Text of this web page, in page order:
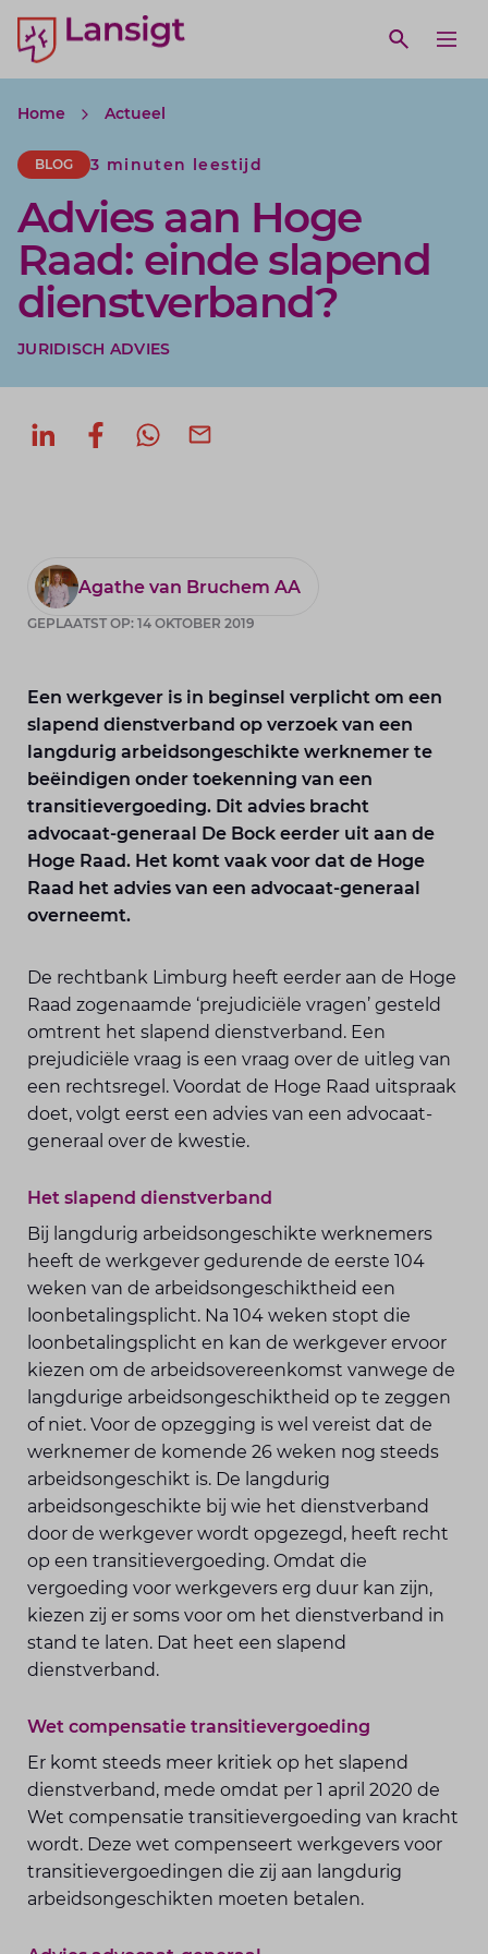
Lansigt Accountants logo
Open
search website
Home Actueel
BLOG 3 minuten leestijd
Advies aan Hoge
Raad: einde slapend
dienstverband?
JURIDISCH ADVIES
Deel op LinkedIn
Deel op Facebook
Agathe van Bruchem AA
GEPLAATST OP: 14 OKTOBER 2019
Een werkgever is in beginsel verplicht om een
slapend dienstverband op verzoek van een
langdurig arbeidsongeschikte werknemer te
beëindigen onder toekenning van een
transitievergoeding. Dit advies bracht
advocaat-generaal De Bock eerder uit aan de
Hoge Raad. Het komt vaak voor dat de Hoge
Raad het advies van een advocaat-generaal
overneemt.
De rechtbank Limburg heeft eerder aan de Hoge
Raad zogenaamde ‘prejudiciële vragen’ gesteld
omtrent het slapend dienstverband. Een
prejudiciële vraag is een vraag over de uitleg van
een rechtsregel. Voordat de Hoge Raad uitspraak
doet, volgt eerst een advies van een advocaat-
generaal over de kwestie.
Het slapend dienstverband
Bij langdurig arbeidsongeschikte werknemers
heeft de werkgever gedurende de eerste 104
weken van de arbeidsongeschiktheid een
loonbetalingsplicht. Na 104 weken stopt die
loonbetalingsplicht en kan de werkgever ervoor
kiezen om de arbeidsovereenkomst vanwege de
langdurige arbeidsongeschiktheid op te zeggen
of niet. Voor de opzegging is wel vereist dat de
werknemer de komende 26 weken nog steeds
arbeidsongeschikt is. De langdurig
arbeidsongeschikte bij wie het dienstverband
door de werkgever wordt opgezegd, heeft recht
op een transitievergoeding. Omdat die
vergoeding voor werkgevers erg duur kan zijn,
kiezen zij er soms voor om het dienstverband in
stand te laten. Dat heet een slapend
dienstverband.
Wet compensatie transitievergoeding
Er komt steeds meer kritiek op het slapend
dienstverband, mede omdat per 1 april 2020 de
Wet compensatie transitievergoeding van kracht
wordt. Deze wet compenseert werkgevers voor
transitievergoedingen die zij aan langdurig
arbeidsongeschikten moeten betalen.